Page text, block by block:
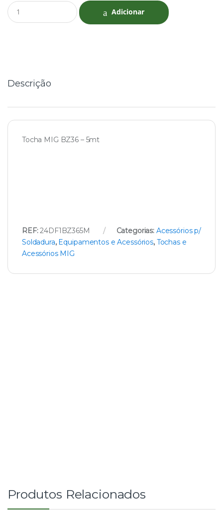
Q
u
Adicionar
Descrição
Tocha MIG BZ36 – 5mt
REF:24DF1BZ365M Categorias: Acessórios p/
Soldadura, Equipamentos e Acessórios, Tochas e
Acessórios MIG
Produtos Relacionados